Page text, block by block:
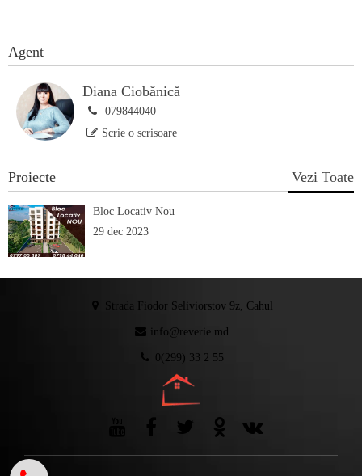
Agent
Diana Ciobănică
079844040
Scrie o scrisoare
Proiecte Vezi Toate
Bloc Locativ Nou
29 dec 2023
Strada Fiodor Seliviorstov 9z, Cahul
info@reverie.md
0(299) 33 2 55